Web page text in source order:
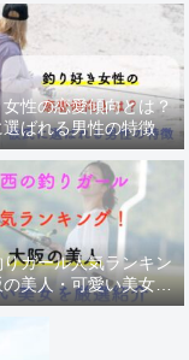
性の恋愛傾向とは？
ばれる男性の特徴
ガール人気ランキン
美人・可愛い美女を
厳選紹介